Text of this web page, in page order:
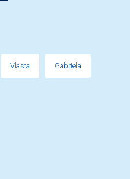
Vlasta Gabriela